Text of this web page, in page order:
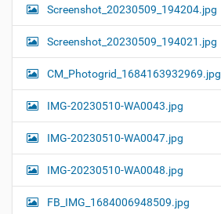
Screenshot_20230509_194204.jpg
Screenshot_20230509_194021.jpg
CM_Photogrid_1684163932969.jpg
IMG-20230510-WA0043.jpg
IMG-20230510-WA0047.jpg
IMG-20230510-WA0048.jpg
FB_IMG_1684006948509.jpg